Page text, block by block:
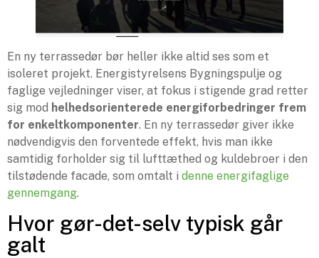
En ny terrassedør bør heller ikke altid ses som et
isoleret projekt. Energistyrelsens Bygningspulje og
faglige vejledninger viser, at fokus i stigende grad retter
sig mod helhedsorienterede energiforbedringer frem
for enkeltkomponenter. En ny terrassedør giver ikke
nødvendigvis den forventede effekt, hvis man ikke
samtidig forholder sig til lufttæthed og kuldebroer i den
tilstødende facade, som omtalt i denne energifaglige
gennemgang.
Hvor gør-det-selv typisk går
galt